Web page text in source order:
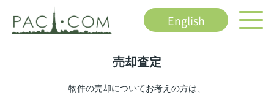
English
売却査定
物件の売却についてお考えの方は、